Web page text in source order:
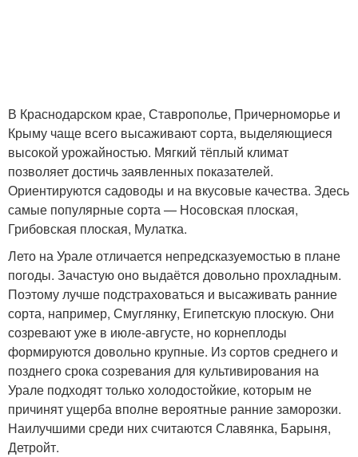
В Краснодарском крае, Ставрополье, Причерноморье и
Крыму чаще всего высаживают сорта, выделяющиеся
высокой урожайностью. Мягкий тёплый климат
позволяет достичь заявленных показателей.
Ориентируются садоводы и на вкусовые качества. Здесь
самые популярные сорта — Носовская плоская,
Грибовская плоская, Мулатка.
Лето на Урале отличается непредсказуемостью в плане
погоды. Зачастую оно выдаётся довольно прохладным.
Поэтому лучше подстраховаться и высаживать ранние
сорта, например, Смуглянку, Египетскую плоскую. Они
созревают уже в июле-августе, но корнеплоды
формируются довольно крупные. Из сортов среднего и
позднего срока созревания для культивирования на
Урале подходят только холодостойкие, которым не
причинят ущерба вполне вероятные ранние заморозки.
Наилучшими среди них считаются Славянка, Барыня,
Детройт.